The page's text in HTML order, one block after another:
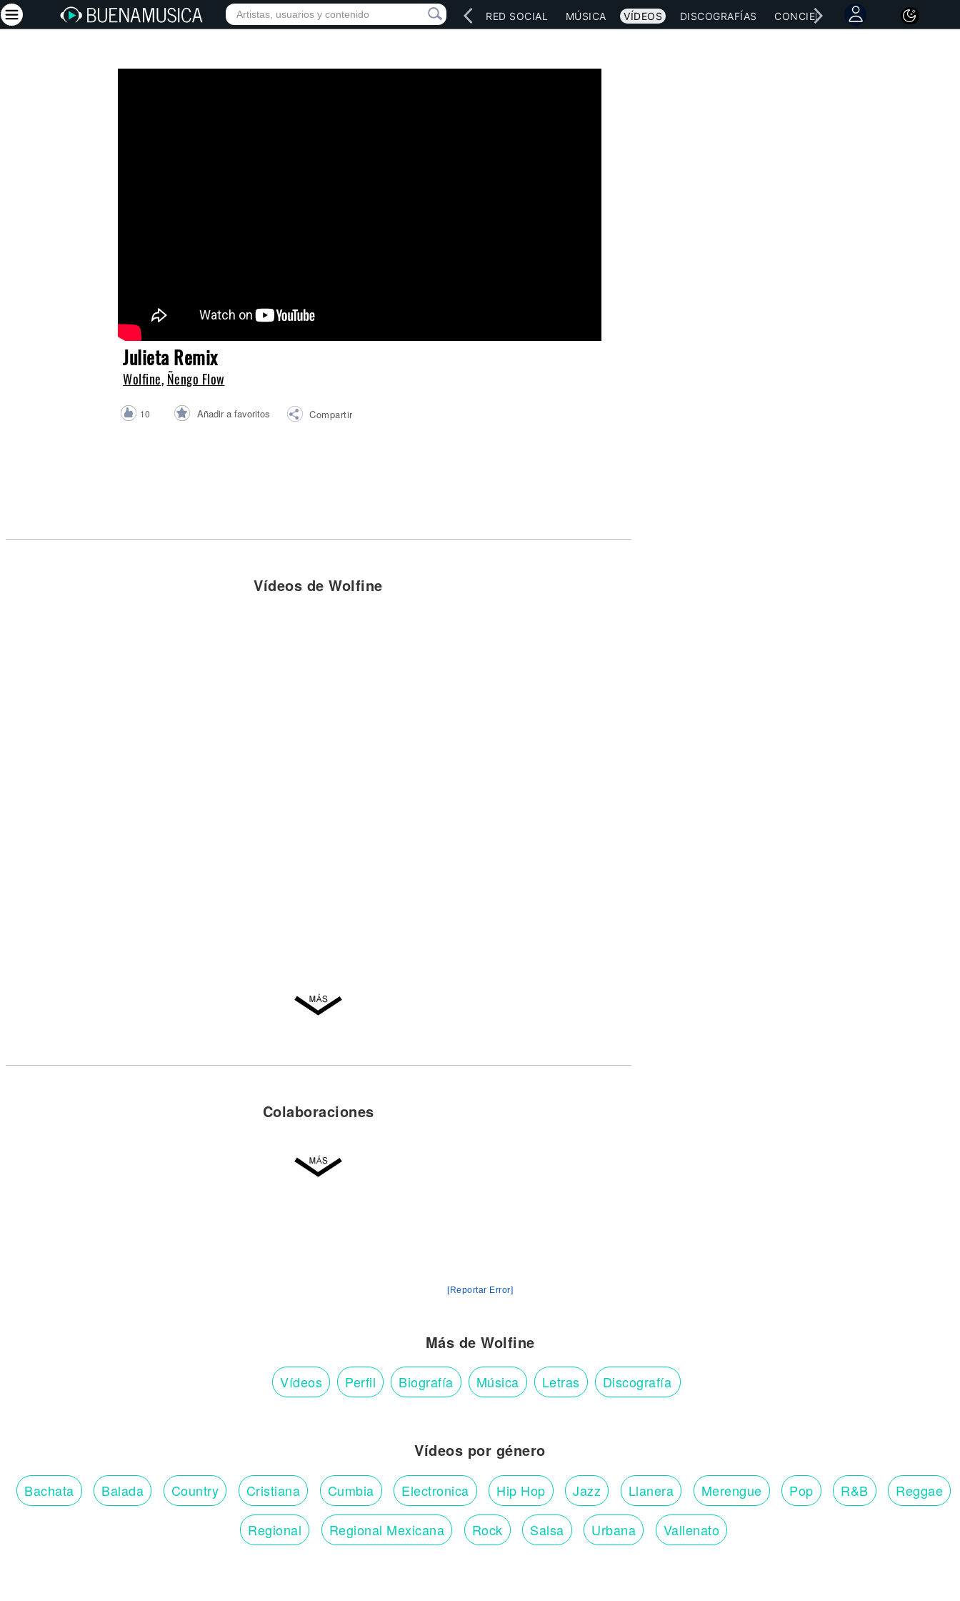
INICIO ARTISTAS RED SOCIAL MÚSICA VÍDEOS DISCOGRAFÍAS CONCIERTOS LETRAS
Julieta Remix
Wolfine, Ñengo Flow
10 Añadir a favoritos Compartir
Vídeos de Wolfine
Colaboraciones
[Reportar Error]
Más de Wolfine
Vídeos Perfil Biografía Música Letras Discografía
Vídeos por género
Bachata Balada Country Cristiana Cumbia Electronica Hip Hop Jazz Llanera Merengue Pop R&B Reggae
Regional Regional Mexicana Rock Salsa Urbana Vallenato